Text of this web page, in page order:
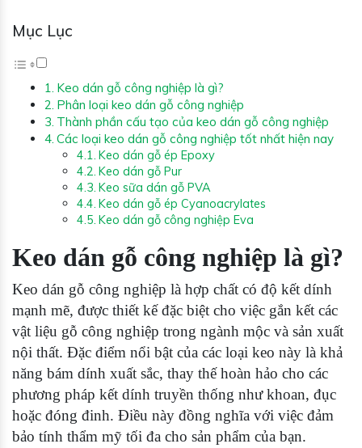
Mục Lục
Keo dán gỗ công nghiệp là gì?
Phân loại keo dán gỗ công nghiệp
Thành phần cấu tạo của keo dán gỗ công nghiệp
Các loại keo dán gỗ công nghiệp tốt nhất hiện nay
Keo dán gỗ ép Epoxy
Keo dán gỗ Pur
Keo sữa dán gỗ PVA
Keo dán gỗ ép Cyanoacrylates
Keo dán gỗ công nghiệp Eva
Keo dán gỗ công nghiệp là gì?
Keo dán gỗ công nghiệp là hợp chất có độ kết dính
mạnh mẽ, được thiết kế đặc biệt cho việc gắn kết các
vật liệu gỗ công nghiệp trong ngành mộc và sản xuất
nội thất. Đặc điểm nổi bật của các loại keo này là khả
năng bám dính xuất sắc, thay thế hoàn hảo cho các
phương pháp kết dính truyền thống như khoan, đục
hoặc đóng đinh. Điều này đồng nghĩa với việc đảm
bảo tính thẩm mỹ tối đa cho sản phẩm của bạn.